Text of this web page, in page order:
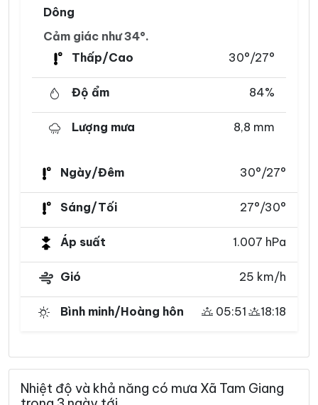
Dông
Cảm giác như 34°.
Thấp/Cao
30°/27°
Độ ẩm 84%
Lượng mưa 8,8 mm
Ngày/Đêm 30°/27°
Sáng/Tối 27°/30°
Áp suất 1.007 hPa
Gió 25 km/h
Bình minh/Hoàng hôn 05:51 18:18
Nhiệt độ và khả năng có mưa Xã Tam Giang